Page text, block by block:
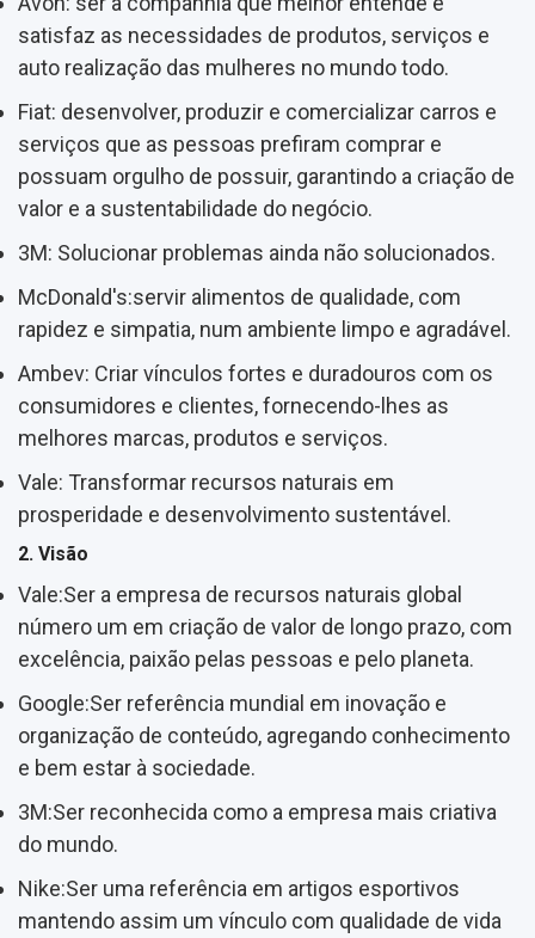
satisfaz as necessidades de produtos, serviços e
auto realização das mulheres no mundo todo.
Fiat: desenvolver, produzir e comercializar carros e
serviços que as pessoas prefiram comprar e
possuam orgulho de possuir, garantindo a criação de
valor e a sustentabilidade do negócio.
3M: Solucionar problemas ainda não solucionados.
McDonald's:servir alimentos de qualidade, com
rapidez e simpatia, num ambiente limpo e agradável.
Ambev: Criar vínculos fortes e duradouros com os
consumidores e clientes, fornecendo-lhes as
melhores marcas, produtos e serviços.
Vale: Transformar recursos naturais em
prosperidade e desenvolvimento sustentável.
2. Visão
Vale:Ser a empresa de recursos naturais global
número um em criação de valor de longo prazo, com
excelência, paixão pelas pessoas e pelo planeta.
Google:Ser referência mundial em inovação e
organização de conteúdo, agregando conhecimento
e bem estar à sociedade.
3M:Ser reconhecida como a empresa mais criativa
do mundo.
Nike:Ser uma referência em artigos esportivos
mantendo assim um vínculo com qualidade de vida